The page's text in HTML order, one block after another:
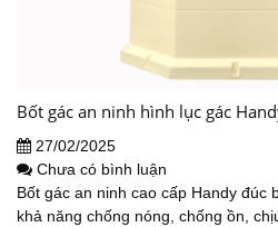
Bốt gác an ninh hình lục gác
27/02/2025
Chưa có bình luận
Bốt gác an ninh cao cấp Handy đúc
khả năng chống nóng, chống ồn,